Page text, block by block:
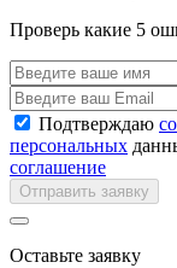
Проверь какие 5
Подтверждаю
персональных
соглашение
Отправить заявку
Оставьте заявку